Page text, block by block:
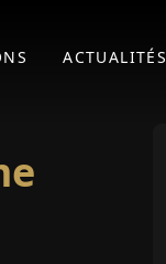
ACTUALITÉS